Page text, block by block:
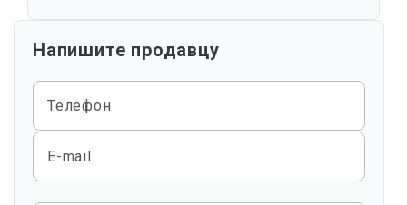
Напишите продавцу
Телефон
E-mail